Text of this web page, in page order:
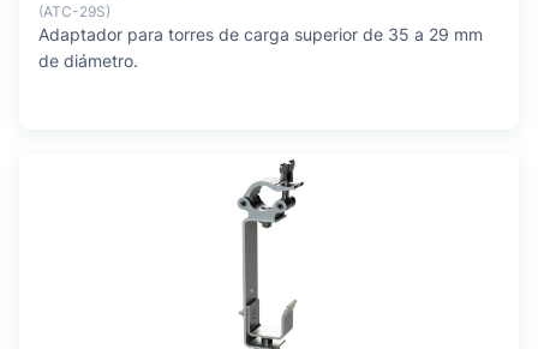
(ATC-29S)
Adaptador para torres de carga superior de 35 a 29 mm
de diámetro.